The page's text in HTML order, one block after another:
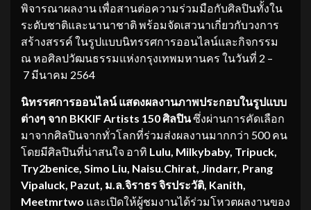
พิจารณาผลงาน เพื่อสานต่อความร่วมมือกับศิลปินทั้งใน
ระดับชาติและนานาชาติ พร้อมจัดเสวนาเกี่ยวกับวงการ
สร้างสรรค์ ในรูปแบบนิทรรศการออนไลน์และกิจกรรม
ณ หอศิลปวัฒนธรรมแห่งกรุงเทพมหานคร ในวันที่ 2 –
7 มีนาคม 2564
นิทรรศการออนไลน์ แสดงผลงานภาพประกอบในรูปแบบ
ต่างๆ จาก BKKIF Artists 150 ศิลปินซึ่งผ่านการคัดเลือก
มาจากศิลปินจากทั่วโลกที่ร่วมส่งผลงานมากกว่า 500 คน
โดยมีศิลปินที่น่าสนใจ อาทิ Lulu, Milkybaby, Tripuck,
Try2benice, Simo Liu, Naisu.Chirat, Jindarr, Prang
Vipaluck, Pazut, ม.ล.จิราธร จิรประวัติ, Kanith,
Meetmrtwo และเปิดให้ผู้ชมงานได้ร่วมโหวตผลงานของ